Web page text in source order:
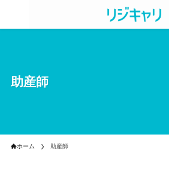
助産師
ホーム 助産師